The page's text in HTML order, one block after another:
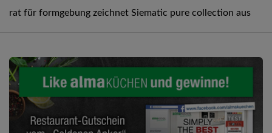
rat für formgebung zeichnet Siematic pure collection aus